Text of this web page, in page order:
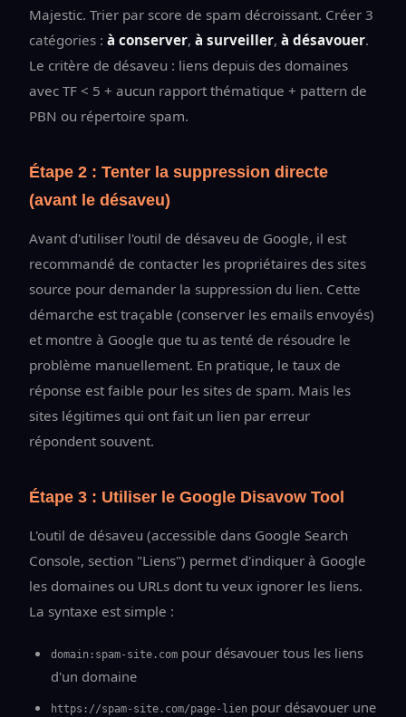
Majestic. Trier par score de spam décroissant. Créer 3
catégories : à conserver, à surveiller, à désavouer.
Le critère de désaveu : liens depuis des domaines
avec TF < 5 + aucun rapport thématique + pattern de
PBN ou répertoire spam.
Étape 2 : Tenter la suppression directe
(avant le désaveu)
Avant d'utiliser l'outil de désaveu de Google, il est
recommandé de contacter les propriétaires des sites
source pour demander la suppression du lien. Cette
démarche est traçable (conserver les emails envoyés)
et montre à Google que tu as tenté de résoudre le
problème manuellement. En pratique, le taux de
réponse est faible pour les sites de spam. Mais les
sites légitimes qui ont fait un lien par erreur
répondent souvent.
Étape 3 : Utiliser le Google Disavow Tool
L'outil de désaveu (accessible dans Google Search
Console, section "Liens") permet d'indiquer à Google
les domaines ou URLs dont tu veux ignorer les liens.
La syntaxe est simple :
domain:spam-site.com pour désavouer tous les liens
d'un domaine
https://spam-site.com/page-lien pour désavouer une